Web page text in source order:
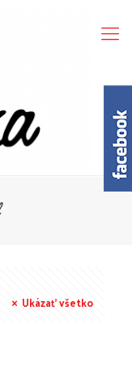
Ukázať všetko